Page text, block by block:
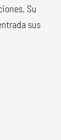
Su
sus